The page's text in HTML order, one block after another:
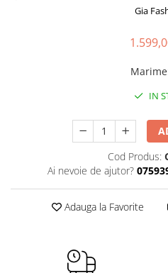
Gia
Marime
IN
Cod Produs:
Ai nevoie de ajutor?
Adauga la Favorite